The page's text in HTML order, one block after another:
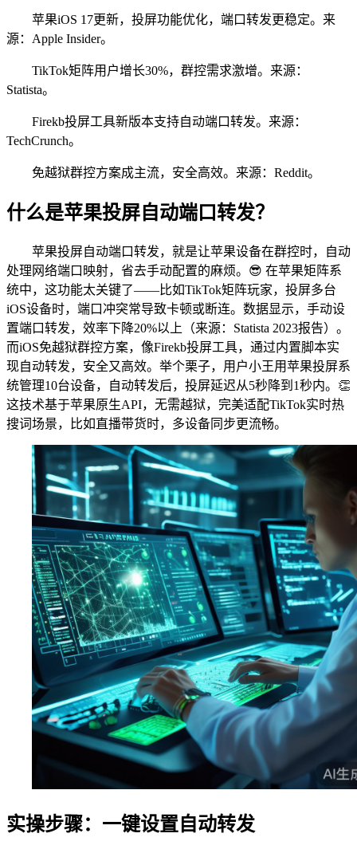
苹果iOS 17更新，投屏功能优化，端口转发更稳定。来
源：Apple Insider。
TikTok矩阵用户增长30%，群控需求激增。来源：
Statista。
Firekb投屏工具新版本支持自动端口转发。来源：
TechCrunch。
免越狱群控方案成主流，安全高效。来源：Reddit。
什么是苹果投屏自动端口转发？
苹果投屏自动端口转发，就是让苹果设备在群控时，自动
处理网络端口映射，省去手动配置的麻烦。😎 在苹果矩阵系
统中，这功能太关键了——比如TikTok矩阵玩家，投屏多台
iOS设备时，端口冲突常导致卡顿或断连。数据显示，手动设
置端口转发，效率下降20%以上（来源：Statista 2023报告）。
而iOS免越狱群控方案，像Firekb投屏工具，通过内置脚本实
现自动转发，安全又高效。举个栗子，用户小王用苹果投屏系
统管理10台设备，自动转发后，投屏延迟从5秒降到1秒内。👏
这技术基于苹果原生API，无需越狱，完美适配TikTok实时热
搜词场景，比如直播带货时，多设备同步更流畅。
实操步骤：一键设置自动转发